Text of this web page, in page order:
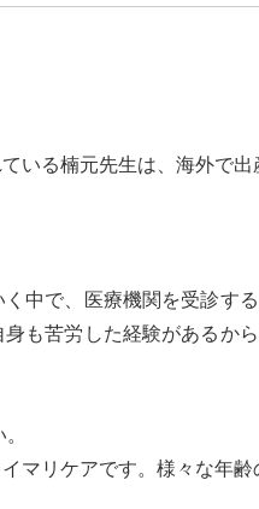
いる楠元先生は、海外で
中で、医療機関を受診
も苦労した経験がある
マリケアです。様々な年齢